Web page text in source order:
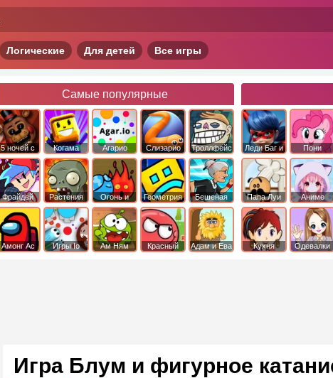
Логические Для детей Все игры
Самые популярные
5 ночей с
фредди
Когама Агарио Слизарио
Троллфейс
квест
Фрайдей
Найт
Фанкин
Растения
против
Зомби
Огонь и
Вода
Геометрия
Даш
Бешеная
бабка
сбежала из
психушки
Амонг Ас Игры Io Ам Ням
Красный
Адам и Ева
Леди Баг и
Супер Кот
Пони
Дружба это
Папа Луи Аниме
Кухня
Одевалки
Игра Блум и фигурное